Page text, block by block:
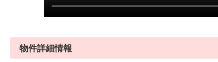
物件詳細情報